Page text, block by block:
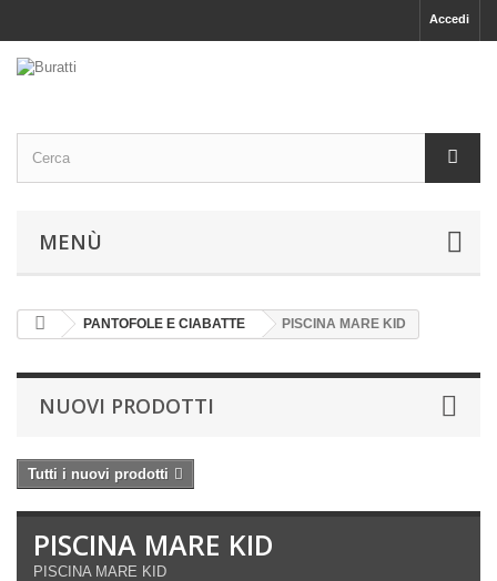
Accedi
MENÙ
PANTOFOLE E CIABATTE PISCINA MARE KID
NUOVI PRODOTTI
Tutti i nuovi prodotti
PISCINA MARE KID
PISCINA MARE KID